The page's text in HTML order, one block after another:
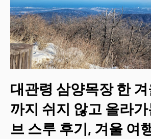
대관령 삼양목장 한
까지 쉬지 않고 올라
브 스루 후기, 겨울 여